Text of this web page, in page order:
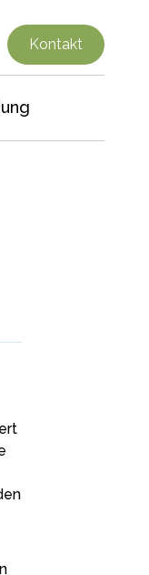
Kontakt